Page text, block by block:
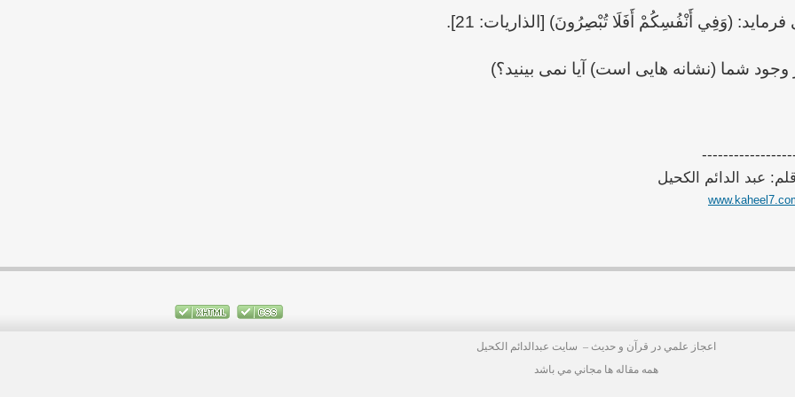
(وَفِي أَنْفُسِكُمْ أَفَلَا تُبْصِرُونَ) [الذاريات: 21].
وجود شما (نشانه هایی است) آیا نمی بینید؟)
عبد الدائم الكحيل
اعجاز علمي در قرآن و حديث – سايت عبدالدائم الكحيل
همه مقاله ها مجاني مي باشد